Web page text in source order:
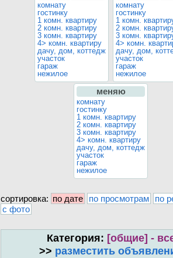
комнату
гостинку
1 комн. квартиру
2 комн. квартиру
3 комн. квартиру
4> комн. квартиру
дачу, дом, коттедж
участок
гараж
нежилое
комнату
гостинку
1 комн.
2 комн.
3 комн.
4> комн.
дачу, дом,
участок
гараж
нежилое
меняю
комнату
гостинку
1 комн. квартиру
2 комн. квартиру
3 комн. квартиру
4> комн. квартиру
дачу, дом, коттедж
участок
гараж
нежилое
сортировка: по дате по просмотрам
по
с фото
Категория: [общие] -
>> разместить